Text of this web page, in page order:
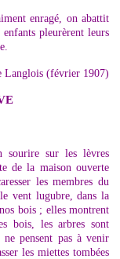
enragé, on abattit
pleurèrent leurs
Langlois (février 1907)
sur les lèvres
de la maison ouverte
les membres du
vent lugubre, dans la
bois ; elles montrent
bois, les arbres sont
pensent pas à venir
les miettes tombées